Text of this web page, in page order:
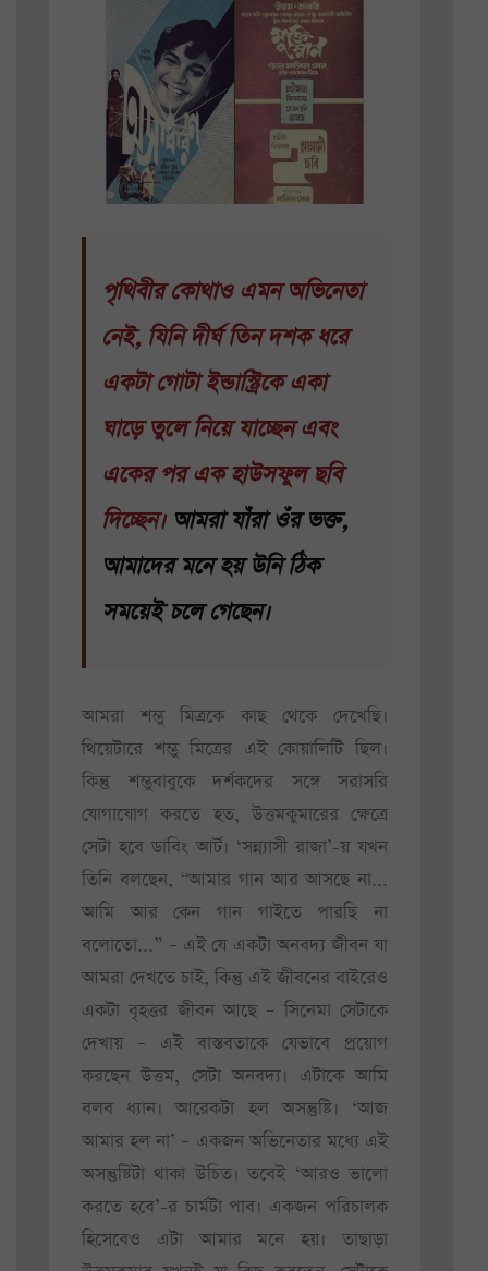
পৃথিবীর কোথাও এমন অভিনেতা
নেই, যিনি দীর্ঘ তিন দশক ধরে
একটা গোটা ইন্ডাস্ট্রিকে একা
ঘাড়ে তুলে নিয়ে যাচ্ছেন এবং
একের পর এক হাউসফুল ছবি
দিচ্ছেন। আমরা যাঁরা ওঁর ভক্ত,
আমাদের মনে হয় উনি ঠিক
সময়েই চলে গেছেন।
আমরা শম্ভু মিত্রকে কাছ থেকে দেখেছি।
থিয়েটারে শম্ভু মিত্রের এই কোয়ালিটি ছিল।
কিন্তু শম্ভুবাবুকে দর্শকদের সঙ্গে সরাসরি
যোগাযোগ করতে হত, উত্তমকুমারের ক্ষেত্রে
সেটা হবে ডাবিং আর্ট। ‘সন্ন্যাসী রাজা’-য় যখন
তিনি বলছেন, “আমার গান আর আসছে না...
আমি আর কেন গান গাইতে পারছি না
বলোতো...” – এই যে একটা অনবদ্য জীবন যা
আমরা দেখতে চাই, কিন্তু এই জীবনের বাইরেও
একটা বৃহত্তর জীবন আছে – সিনেমা সেটাকে
দেখায় – এই বাস্তবতাকে যেভাবে প্রয়োগ
করছেন উত্তম, সেটা অনবদ্য। এটাকে আমি
বলব ধ্যান। আরেকটা হল অসন্তুষ্টি। ‘আজ
আমার হল না’ – একজন অভিনেতার মধ্যে এই
অসন্তুষ্টিটা থাকা উচিত। তবেই ‘আরও ভালো
করতে হবে’-র চার্মটা পাব। একজন পরিচালক
হিসেবেও এটা আমার মনে হয়। তাছাড়া